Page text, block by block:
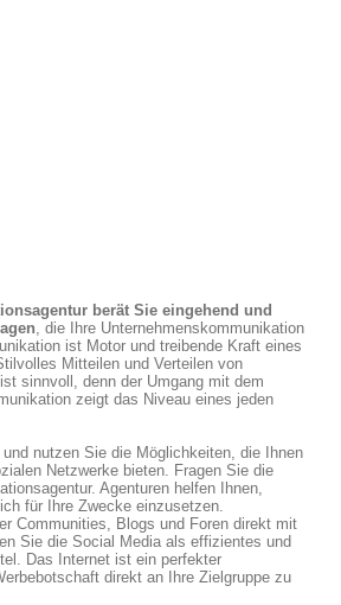
berät Sie eingehend und
, die Ihre Unternehmenskommunikation
ist Motor und treibende Kraft eines
Mitteilen und Verteilen von
sinnvoll, denn der Umgang mit dem
zeigt das Niveau eines jeden
nutzen Sie die Möglichkeiten, die Ihnen
Netzwerke bieten. Fragen Sie die
Agenturen helfen Ihnen,
für Ihre Zwecke einzusetzen.
Communities, Blogs und Foren direkt mit
Sie die Social Media als effizientes und
Das Internet ist ein perfekter
direkt an Ihre Zielgruppe zu